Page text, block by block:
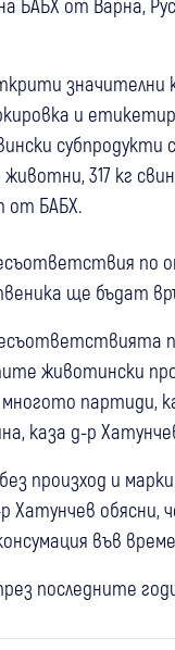
значителни
и
317 кг
от БАБХ.
по
ще бъдат
животински
партиди,
каза д-р
произход и
Хатунчев обясни,
във
последните
в